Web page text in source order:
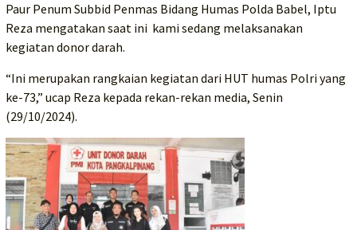
Paur Penum Subbid Penmas Bidang Humas Polda Babel, Iptu
Reza mengatakan saat ini kami sedang melaksanakan
kegiatan donor darah.
“Ini merupakan rangkaian kegiatan dari HUT humas Polri yang
ke-73,” ucap Reza kepada rekan-rekan media, Senin
(29/10/2024).